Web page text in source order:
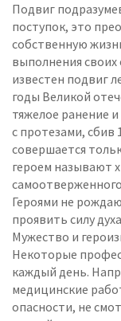
Подвиг
поступок, это
собственную
выполнения
известен подвиг
годы Великой
тяжелое ранение
с протезами, сбив
совершается
героем называют
Героями не
проявить силу
Мужество и
Некоторые
каждый день.
медицинские
опасности, не